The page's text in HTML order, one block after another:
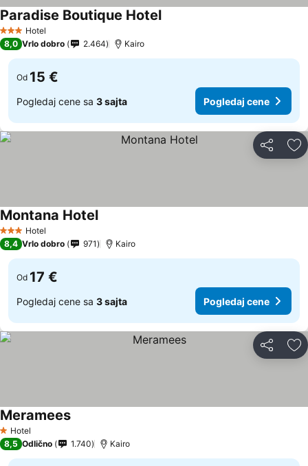
3 Zvezdice
Hotel
Paradise Boutique HotelPogledaj cene
8,0 Vrlo dobro 2.464 Kairo
Od 15 €
Pogledaj cene sa 3 sajta Pogledaj cene
Deli
3 Zvezdice
Hotel
Montana HotelPogledaj cene
8,4 Vrlo dobro 971 Kairo
Od 17 €
Pogledaj cene sa 3 sajta Pogledaj cene
Deli
1 Zvezdice
Hotel
MerameesPogledaj cene
8,5 Odlično 1.740 Kairo